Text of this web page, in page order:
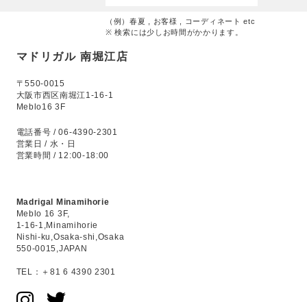
（例）春夏 , お客様 , コーディネート etc
※ 検索には少しお時間がかかります。
マドリガル 南堀江店
〒550-0015
大阪市西区南堀江1-16-1
Meblo16 3F
電話番号 / 06-4390-2301
営業日 / 水・日
営業時間 / 12:00-18:00
Madrigal Minamihorie
Meblo 16 3F,
1-16-1,Minamihorie
Nishi-ku,Osaka-shi,Osaka
550-0015,JAPAN
TEL：＋81 6 4390 2301